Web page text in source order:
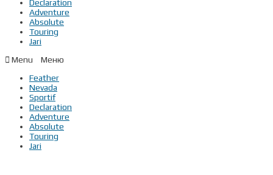
Declaration
Adventure
Absolute
Touring
Jari
Menu
Feather
Nevada
Sportif
Declaration
Adventure
Absolute
Touring
Jari